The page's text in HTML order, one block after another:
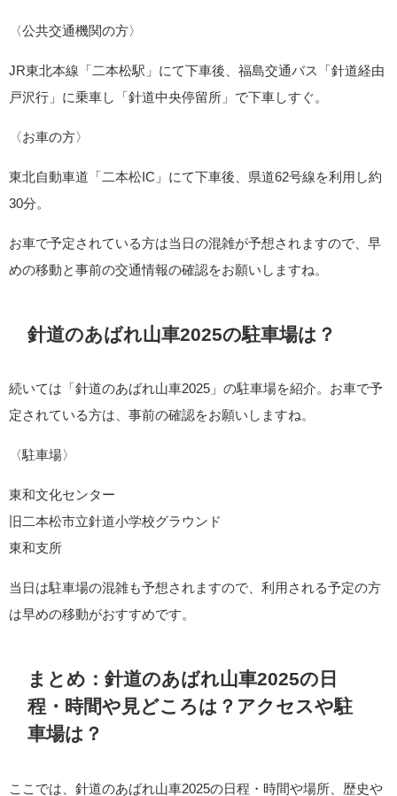
〈公共交通機関の方〉
JR東北本線「二本松駅」にて下車後、福島交通バス「針道経由
戸沢行」に乗車し「針道中央停留所」で下車しすぐ。
〈お車の方〉
東北自動車道「二本松IC」にて下車後、県道62号線を利用し約
30分。
お車で予定されている方は当日の混雑が予想されますので、早
めの移動と事前の交通情報の確認をお願いしますね。
針道のあばれ山車2025の駐車場は？
続いては「針道のあばれ山車2025」の駐車場を紹介。お車で予
定されている方は、事前の確認をお願いしますね。
〈駐車場〉
東和文化センター
旧二本松市立針道小学校グラウンド
東和支所
当日は駐車場の混雑も予想されますので、利用される予定の方
は早めの移動がおすすめです。
まとめ：針道のあばれ山車2025の日
程・時間や見どころは？アクセスや駐
車場は？
ここでは、針道のあばれ山車2025の日程・時間や場所、歴史や